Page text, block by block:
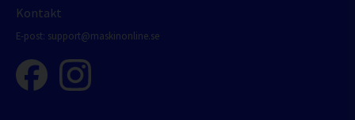
Kontakt
E-post: support@maskinonline.se